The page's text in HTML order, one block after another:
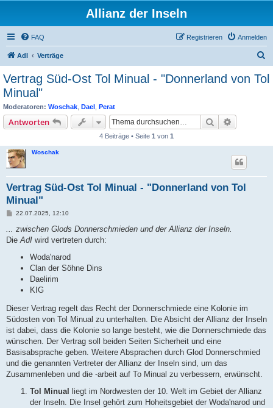
Allianz der Inseln
FAQ Anmelden
Registrieren
AdI Verträge
c
Vertrag Süd-Ost Tol Minual - "Donnerland von Tol
Minual"
Moderatoren: Woschak Dael Perat
Antworten Suche
4 Beiträge • Seite 1 von 1
Woschak
Vertrag Süd-Ost Tol Minual - "Donnerland von Tol
Minual"
B
r
22.07.2025, 12:10
... zwischen Glods Donnerschmieden und der Allianz der Inseln.
Die AdI wird vertreten durch:
Woda'narod
Clan der Söhne Dins
Daelirim
KIG
Dieser Vertrag regelt das Recht der Donnerschmiede eine Kolonie im
Südosten von Tol Minual zu unterhalten. Die Absicht der Allianz der Inseln
ist dabei, dass die Kolonie so lange besteht, wie die Donnerschmiede das
wünschen. Der Vertrag soll beiden Seiten Sicherheit und eine
Basisabsprache geben. Weitere Absprachen durch Glod Donnerschmied
und die genannten Vertreter der Allianz der Inseln sind, um das
Zusammenleben und die -arbeit auf To Minual zu verbessern, erwünscht.
Tol Minual
liegt im Nordwesten der 10. Welt im Gebiet der Allianz
der Inseln. Die Insel gehört zum Hoheitsgebiet der Woda'narod und